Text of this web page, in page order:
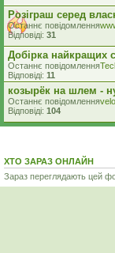
Розіграш серед
Останнє повідомлення
Відповіді: 31
Добірка найкращих
Останнє повідомлення
Відповіді: 11
козырёк на шлем -
Останнє повідомлення
Відповіді: 104
ХТО ЗАРАЗ ОНЛАЙН
Зараз переглядають цей